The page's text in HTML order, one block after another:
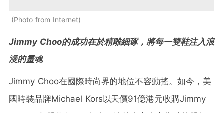
Photo from Internet
Jimmy Choo的成功在於精雕細琢，將每一雙鞋注入浪
漫的靈魂
Jimmy Choo在國際時尚界的地位不容動搖。如今，美
國時裝品牌Michael Kors以天價91億港元收購Jimmy